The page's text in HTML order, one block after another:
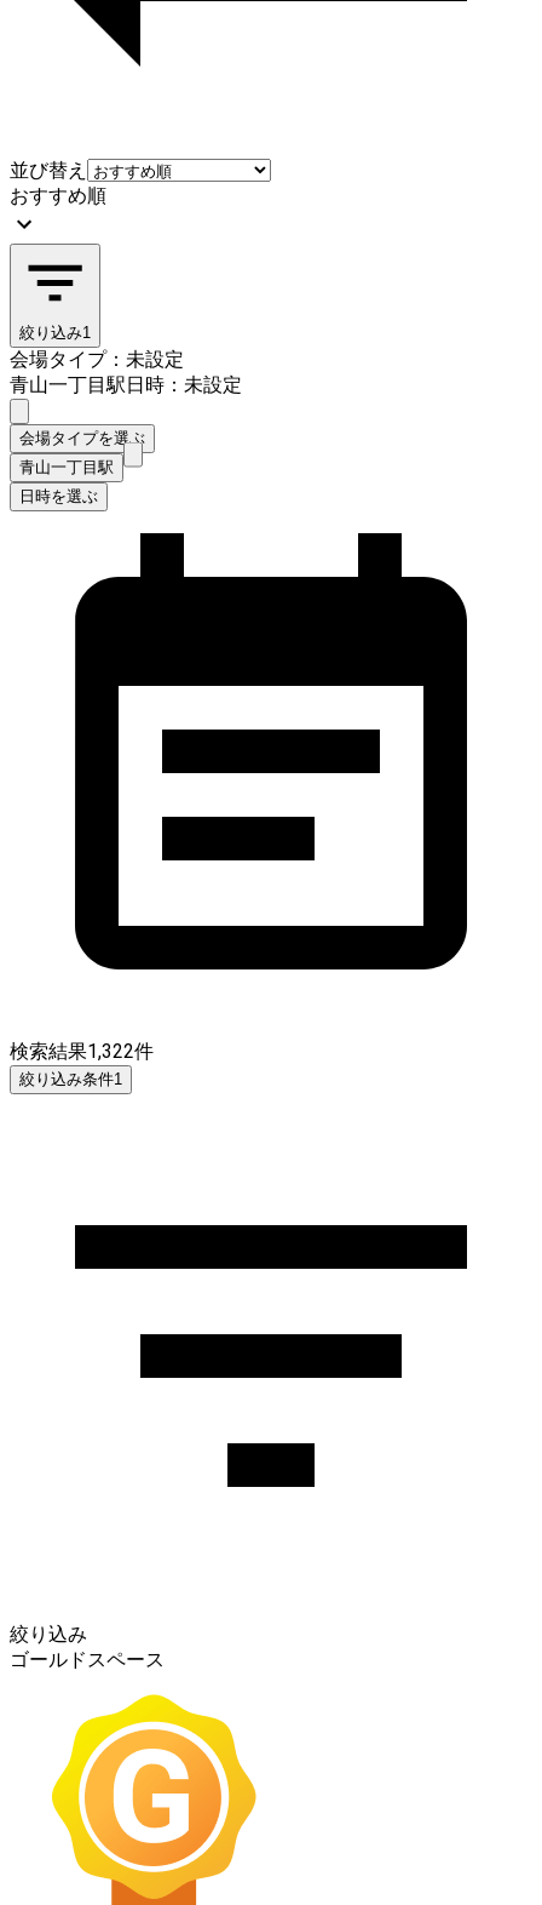
並び替え
おすすめ順
絞り込み1
会場タイプ：未設定
青山一丁目駅日時：未設定
会場タイプを選ぶ
青山一丁目駅
日時を選ぶ
検索結果1,322件
絞り込み条件1
絞り込み
ゴールドスペース